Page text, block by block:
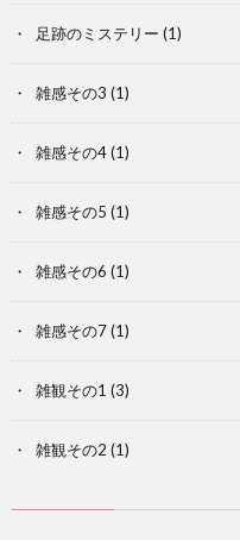
足跡のミステリー (1)
雑感その3 (1)
雑感その4(1)
雑感その5 (1)
雑感その6 (1)
雑感その7(1)
雑観その1 (3)
雑観その2 (1)